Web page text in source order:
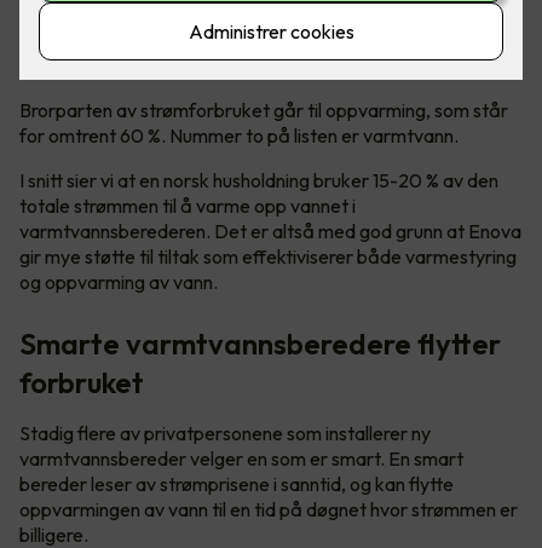
Varmtvann er nummer to på
kostnadslisten
Brorparten av strømforbruket går til oppvarming, som står
for omtrent 60 %. Nummer to på listen er varmtvann.
I snitt sier vi at en norsk husholdning bruker 15-20 % av den
totale strømmen til å varme opp vannet i
varmtvannsberederen. Det er altså med god grunn at Enova
gir mye støtte til tiltak som effektiviserer både varmestyring
og oppvarming av vann.
Smarte varmtvannsberedere flytter
forbruket
Stadig flere av privatpersonene som installerer ny
varmtvannsbereder velger en som er smart. En smart
bereder leser av strømprisene i sanntid, og kan flytte
oppvarmingen av vann til en tid på døgnet hvor strømmen er
billigere.